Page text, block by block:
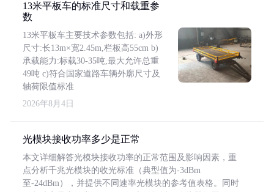
13米平板车的标准尺寸和载重参
数
13米平板车主要技术参数包括: a)外形
尺寸:长13m×宽2.45m,栏板高55cm b)
承载能力:标载30-35吨,最大允许总重
49吨 c)符合国家道路车辆外廓尺寸及
轴荷限值标准
2026年8月4日
光模块接收功率多少是正常
本文详细解答光模块接收功率的正常范围及影响因素，重
点分析千兆光模块的收光标准（典型值为-3dBm
至-24dBm），并提供不同速率光模块的参考值表格。同时